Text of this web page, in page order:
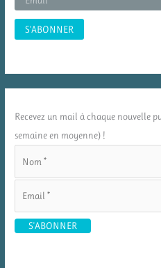
Recevez un mail à chaque nouvelle
semaine en moyenne) !